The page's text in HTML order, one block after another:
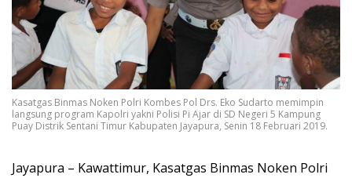
Kasatgas Binmas Noken Polri Kombes Pol Drs. Eko Sudarto memimpin
langsung program Kapolri yakni Polisi Pi Ajar di SD Negeri 5 Kampung
Puay Distrik Sentani Timur Kabupaten Jayapura, Senin 18 Februari 2019.
Jayapura – Kawattimur, Kasatgas Binmas Noken Polri